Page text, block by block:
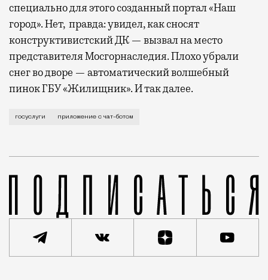
специально для этого созданный портал «Наш
город». Нет, правда: увидел, как сносят
конструктивистский ДК — вызвал на место
представителя Мосгорнаследия. Плохо убрали
снег во дворе — автоматический волшебный
пинок ГБУ «Жилищник». И так далее.
И без того одна из лучших в мире московская
госуслуги приложение с чат-ботом